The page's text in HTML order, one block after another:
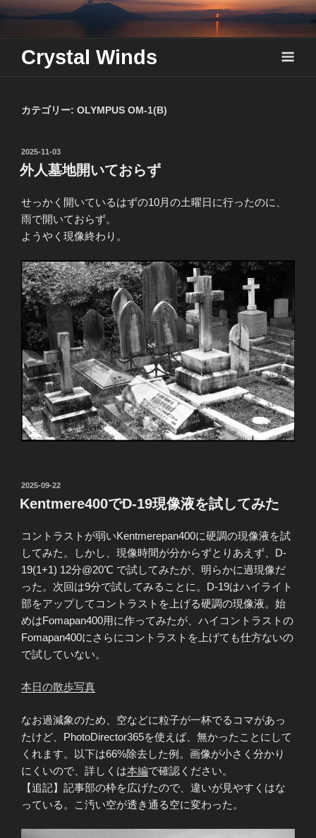
Skip
content
Crystal Winds
カテゴリー: OLYMPUS OM-1(B)
投
稿
日:
2025-11-03
外人墓地開いておらず
せっかく開いているはずの10月の土曜日に行ったのに、
雨で開いておらず。
ようやく現像終わり。
投
稿
日:
2025-09-22
Kentmere400でD-19現像液を試してみた
コントラストが弱いKentmerepan400に硬調の現像液を試
してみた。しかし、現像時間が分からずとりあえず、D-
19(1+1) 12分@20℃ で試してみたが、明らかに過現像だ
った。次回は9分で試してみることに。D-19はハイライト
部をアップしてコントラストを上げる硬調の現像液。始
めはFomapan400用に作ってみたが、ハイコントラストの
Fomapan400にさらにコントラストを上げても仕方ないの
で試していない。
本日の散歩写真
なお過減象のため、空などに粒子が一杯でるコマがあっ
たけど、PhotoDirector365を使えば、無かったことにして
くれます。以下は66%除去した例。画像が小さく分かり
にくいので、詳しくは本編で確認ください。
【追記】記事部の枠を広げたので、違いが見やすくはな
っている。こ汚い空が透き通る空に変わった。